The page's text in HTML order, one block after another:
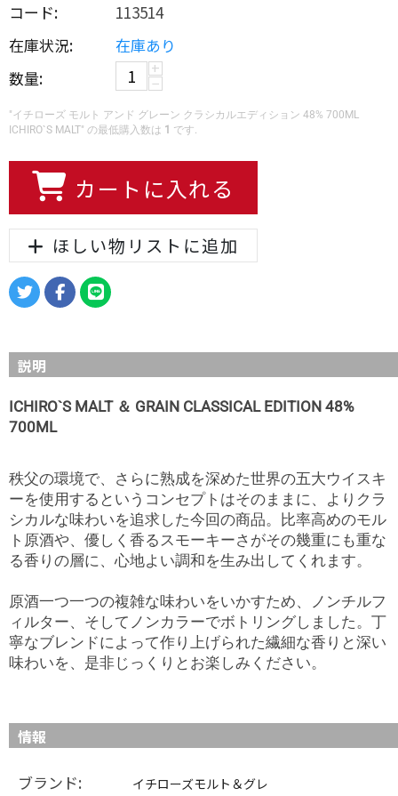
コード:
113514
在庫状況:
在庫あり
数量:
+
−
"イチローズ モルト アンド グレーン クラシカルエディション 48% 700ML
ICHIRO`S MALT" の最低購入数は 1 です.
カートに入れる
ほしい物リストに追加
説明
ICHIRO`S MALT ＆ GRAIN CLASSICAL EDITION 48%
700ML
秩父の環境で、さらに熟成を深めた世界の五大ウイスキ
ーを使用するというコンセプトはそのままに、よりクラ
シカルな味わいを追求した今回の商品。比率高めのモル
ト原酒や、優しく香るスモーキーさがその幾重にも重な
る香りの層に、心地よい調和を生み出してくれます。
原酒一つ一つの複雑な味わいをいかすため、ノンチルフ
ィルター、そしてノンカラーでボトリングしました。丁
寧なブレンドによって作り上げられた繊細な香りと深い
味わいを、是非じっくりとお楽しみください。
情報
ブランド:
イチローズモルト＆グレ